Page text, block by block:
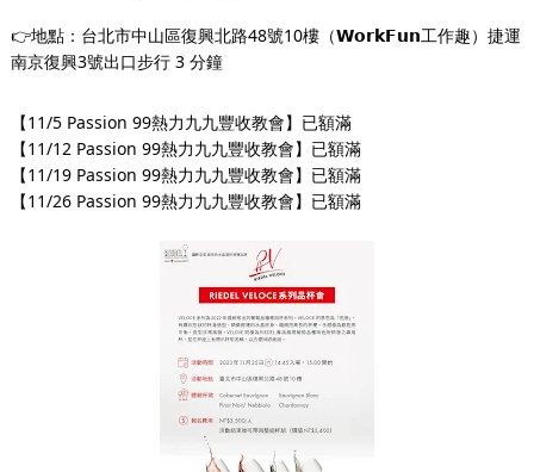
👉地點：台北市中山區復興北路48號10樓（𝗪𝗼𝗿𝗸𝗙𝘂𝗻工作趣）捷運
南京復興3號出口步行 3 分鐘
【11/5 Passion 99熱力九九豐收教會】已額滿
【11/12 Passion 99熱力九九豐收教會】已額滿
【11/19 Passion 99熱力九九豐收教會】已額滿
【11/26 Passion 99熱力九九豐收教會】已額滿